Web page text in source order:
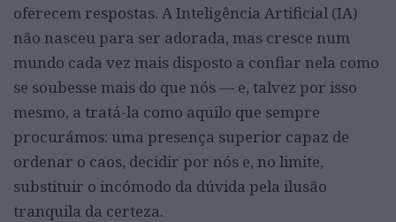
oferecem respostas. A Inteligência Artificial (IA)
não nasceu para ser adorada, mas cresce num
mundo cada vez mais disposto a confiar nela como
se soubesse mais do que nós — e, talvez por isso
mesmo, a tratá-la como aquilo que sempre
procurámos: uma presença superior capaz de
ordenar o caos, decidir por nós e, no limite,
substituir o incómodo da dúvida pela ilusão
tranquila da certeza.